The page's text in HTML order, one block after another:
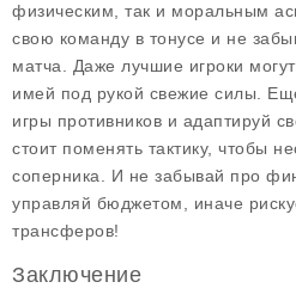
физическим, так и моральным
свою команду в тонусе и не
матча. Даже лучшие игроки
имей под рукой свежие силы.
игры противников и адаптируй
стоит поменять тактику, чтобы
соперника. И не забывай про
управляй бюджетом, иначе
трансферов!
Заключение